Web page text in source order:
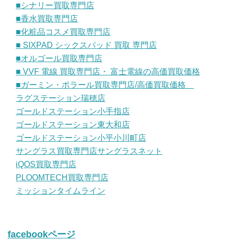
■シナリー買取専門店
■香水買取専門店
■化粧品コスメ買取専門店
■ SIXPAD シックスパッド 買取 専門店
■オルゴール買取専門店
■ VVF 電線 買取専門店・ 富士電線の高価買取価格
■ガーミン・ポラール買取専門店/高価買取価格
ラグステーション瑞穂店
ゴールドステーション小手指店
ゴールドステーション東大和店
ゴールドステーション小平小川町店
サングラス買取専門店サングラスネット
iQOS買取専門店
PLOOMTECH買取専門店
ミッションタイムライン
facebookページ